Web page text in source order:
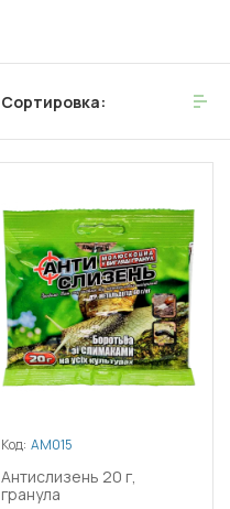
Сортировка:
Код: АМ015
Антислизень 20 г,
гранула